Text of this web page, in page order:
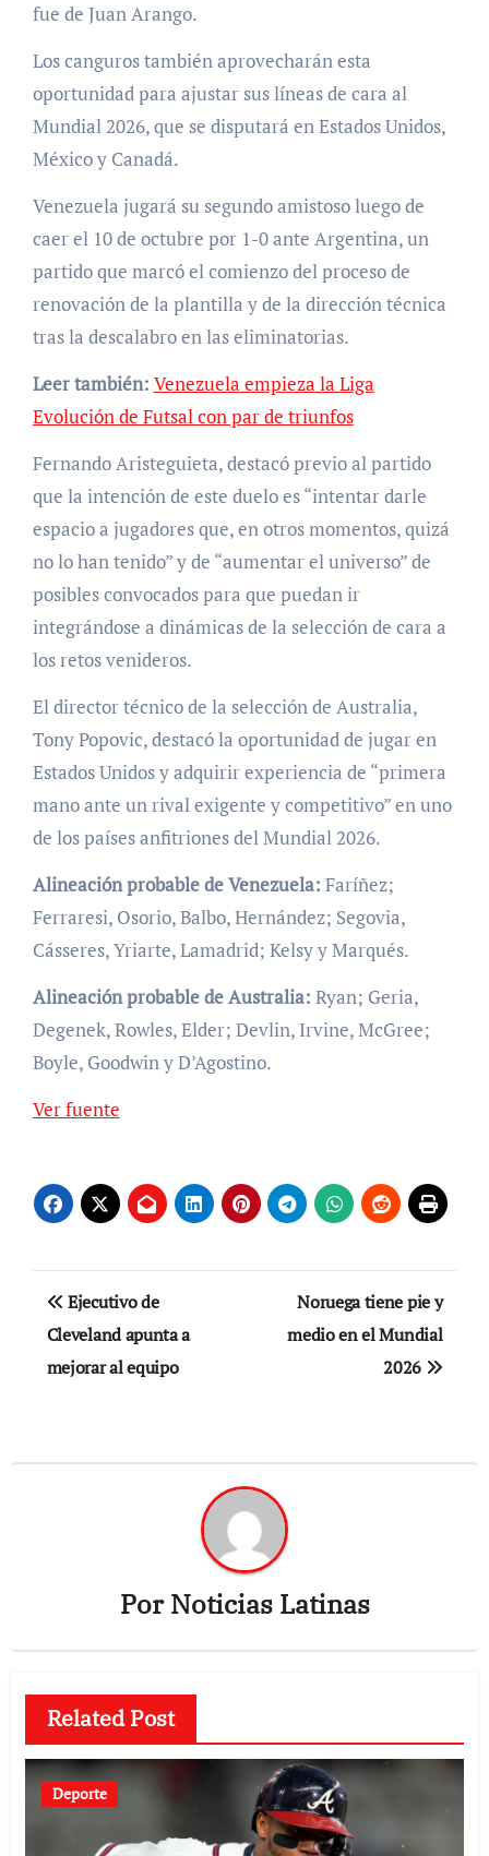
fue de Juan Arango.
Los canguros también aprovecharán esta
oportunidad para ajustar sus líneas de cara al
Mundial 2026, que se disputará en Estados Unidos,
México y Canadá.
Venezuela jugará su segundo amistoso luego de
caer el 10 de octubre por 1-0 ante Argentina, un
partido que marcó el comienzo del proceso de
renovación de la plantilla y de la dirección técnica
tras la descalabro en las eliminatorias.
Leer también: Venezuela empieza la Liga
Evolución de Futsal con par de triunfos
Fernando Aristeguieta, destacó previo al partido
que la intención de este duelo es “intentar darle
espacio a jugadores que, en otros momentos, quizá
no lo han tenido” y de “aumentar el universo” de
posibles convocados para que puedan ir
integrándose a dinámicas de la selección de cara a
los retos venideros.
El director técnico de la selección de Australia,
Tony Popovic, destacó la oportunidad de jugar en
Estados Unidos y adquirir experiencia de “primera
mano ante un rival exigente y competitivo” en uno
de los países anfitriones del Mundial 2026.
Alineación probable de Venezuela: Faríñez;
Ferraresi, Osorio, Balbo, Hernández; Segovia,
Cásseres, Yriarte, Lamadrid; Kelsy y Marqués.
Alineación probable de Australia: Ryan; Geria,
Degenek, Rowles, Elder; Devlin, Irvine, McGree;
Boyle, Goodwin y D’Agostino.
Ver fuente
Navegación
de
entradas
Ejecutivo de
Cleveland apunta a
mejorar al equipo
Noruega tiene pie y
medio en el Mundial
2026
PorNoticias Latinas
Related Post
Deporte